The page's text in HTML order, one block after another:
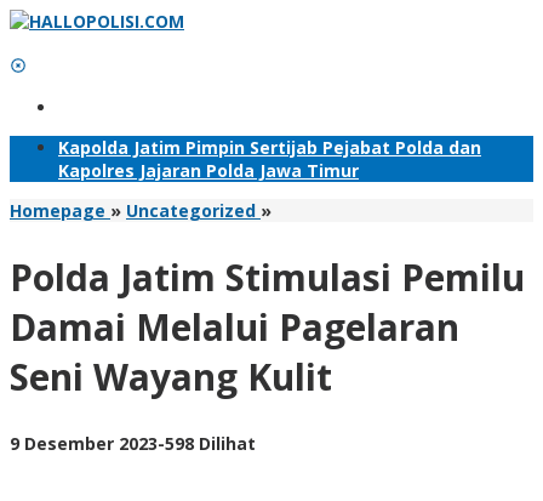
Lewati
konten
Kapolda Jatim Pimpin Sertijab Pejabat Polda dan
Kapolres Jajaran Polda Jawa Timur
Homepage » Uncategorized »Polda
Pemilu
Melalui
Pagelaran
Seni
Wayang
Polda Jatim Stimulasi Pemilu
Damai Melalui Pagelaran
Seni Wayang Kulit
9 Desember 2023oleh
-598 Dilihat